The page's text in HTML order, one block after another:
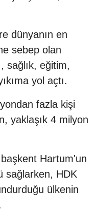
dünyanın en
sebep olan
sağlık, eğitim,
yol açtı.
fazla kişi
yaklaşık 4 milyon
Hartum'un
sağlarken, HDK
ülkenin